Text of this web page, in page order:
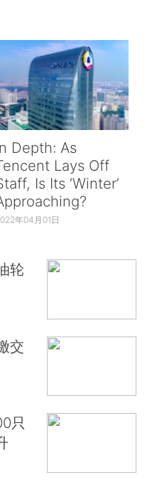
Depth: As
Lays Off
Is Its ‘Winter’
年04月01日
轮
交
只